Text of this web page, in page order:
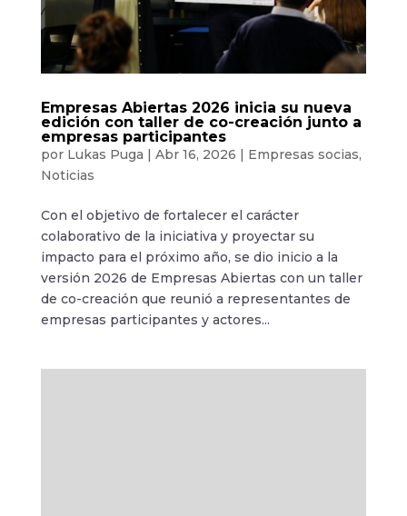
Empresas Abiertas 2026 inicia su nueva
edición con taller de co-creación junto a
empresas participantes
por Lukas Puga | Abr 16, 2026 | Empresas socias,
Noticias
Con el objetivo de fortalecer el carácter
colaborativo de la iniciativa y proyectar su
impacto para el próximo año, se dio inicio a la
versión 2026 de Empresas Abiertas con un taller
de co-creación que reunió a representantes de
empresas participantes y actores...